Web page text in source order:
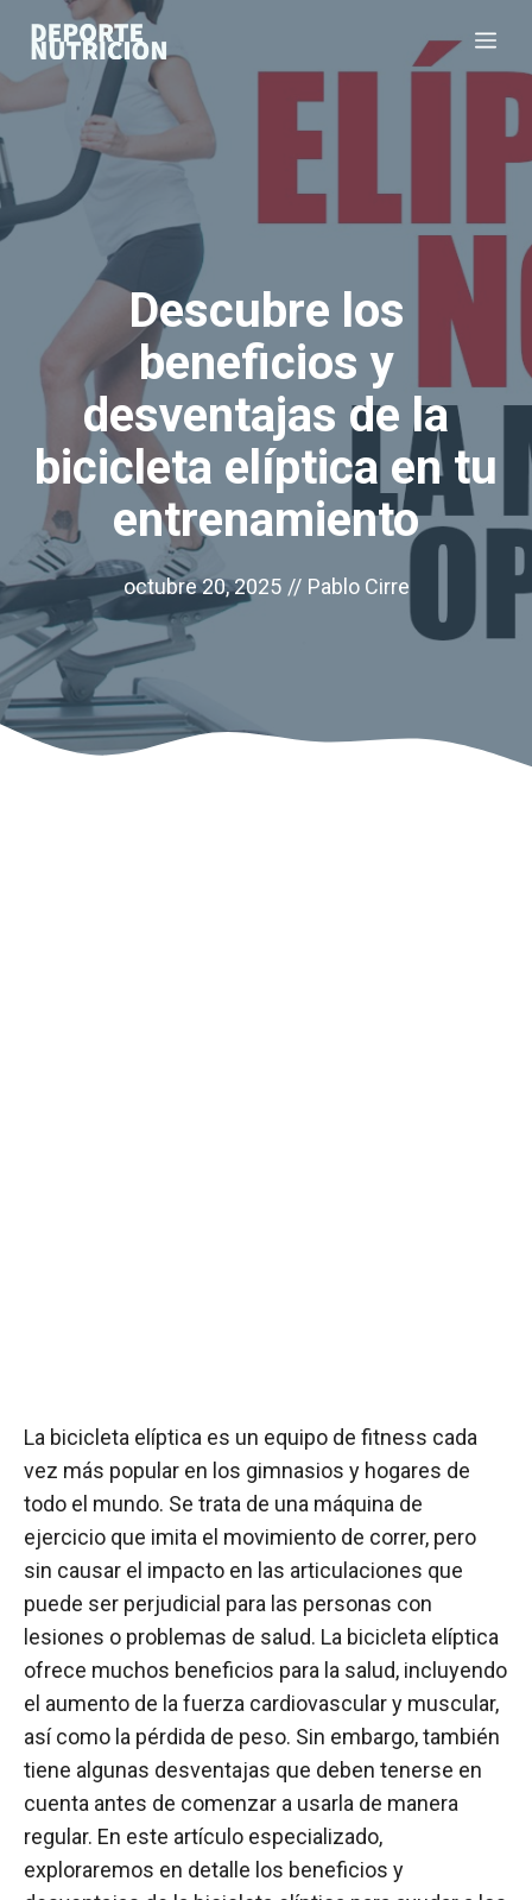
contenido
Descubre los
beneficios y
desventajas de la
bicicleta elíptica en tu
entrenamiento
octubre 20, 2025 // Pablo Cirre
La bicicleta elíptica es un equipo de fitness cada
vez más popular en los gimnasios y hogares de
todo el mundo. Se trata de una máquina de
ejercicio que imita el movimiento de correr, pero
sin causar el impacto en las articulaciones que
puede ser perjudicial para las personas con
lesiones o problemas de salud. La bicicleta elíptica
ofrece muchos beneficios para la salud, incluyendo
el aumento de la fuerza cardiovascular y muscular,
así como la pérdida de peso. Sin embargo, también
tiene algunas desventajas que deben tenerse en
cuenta antes de comenzar a usarla de manera
regular. En este artículo especializado,
exploraremos en detalle los beneficios y